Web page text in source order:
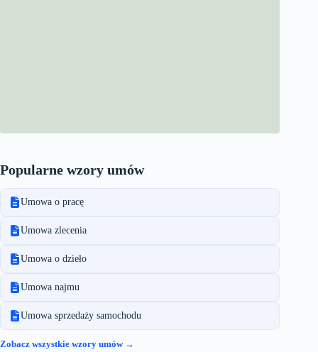
Popularne wzory umów
Umowa o pracę
Umowa zlecenia
Umowa o dzieło
Umowa najmu
Umowa sprzedaży samochodu
Zobacz wszystkie wzory umów →